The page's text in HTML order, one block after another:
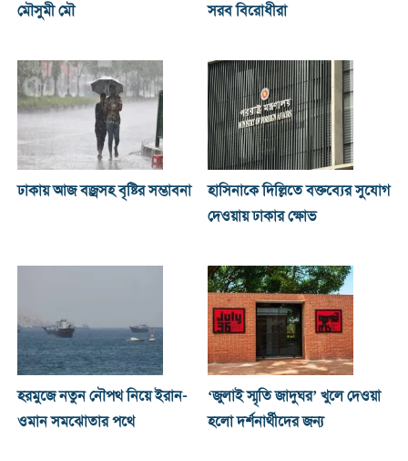
মৌসুমী মৌ
সরব বিরোধীরা
ঢাকায় আজ বজ্রসহ বৃষ্টির সম্ভাবনা
হাসিনাকে দিল্লিতে বক্তব্যের সুযোগ
দেওয়ায় ঢাকার ক্ষোভ
হরমুজে নতুন নৌপথ নিয়ে ইরান-
ওমান সমঝোতার পথে
‘জুলাই স্মৃতি জাদুঘর’ খুলে দেওয়া
হলো দর্শনার্থীদের জন্য